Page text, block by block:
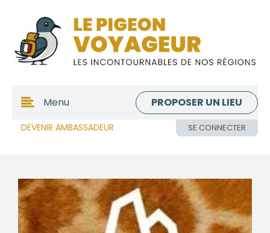
DEVENIR AMBASSADEUR SE CONNECTER
Menu PROPOSER UN LIEU